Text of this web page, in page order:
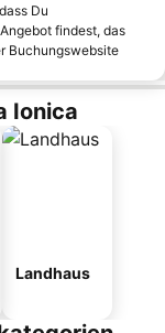
Du
findest, das
Buchungswebsite
Ionica
Landhaus